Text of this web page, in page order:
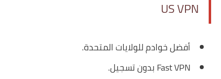
US VPN
أفضل خوادم للولايات المتحدة.
Fast VPN بدون تسجيل.